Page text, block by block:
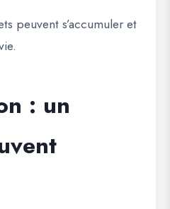
peuvent s’accumuler et
: un